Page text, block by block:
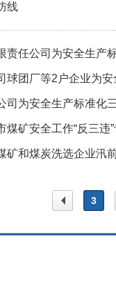
线
责任公司为安全生产
球团厂等2户企业为
司为安全生产标准化
矿安全工作“反三违
矿和煤炭洗选企业汛
3